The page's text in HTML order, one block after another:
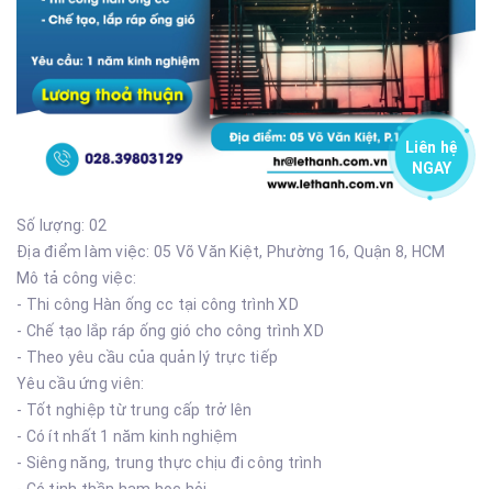
Số lượng: 02
Địa điểm làm việc: 05 Võ Văn Kiệt, Phường 16, Quận 8, HCM
Mô tả công việc:
- Thi công Hàn ống cc tại công trình XD
- Chế tạo lắp ráp ống gió cho công trình XD
- Theo yêu cầu của quản lý trực tiếp
Yêu cầu ứng viên:
- Tốt nghiệp từ trung cấp trở lên
- Có ít nhất 1 năm kinh nghiệm
- Siêng năng, trung thực chịu đi công trình
Liên hệ
NGAY